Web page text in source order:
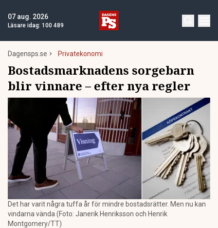
07 aug. 2026
Läsare idag: 100 489
Dagensps.se Privatekonomi
Bostadsmarknadens sorgebarn
blir vinnare – efter nya regler
Det har varit några tuffa år för mindre bostadsrätter. Men nu kan
vindarna vända (Foto: Janerik Henriksson och Henrik
Montgomery/TT)